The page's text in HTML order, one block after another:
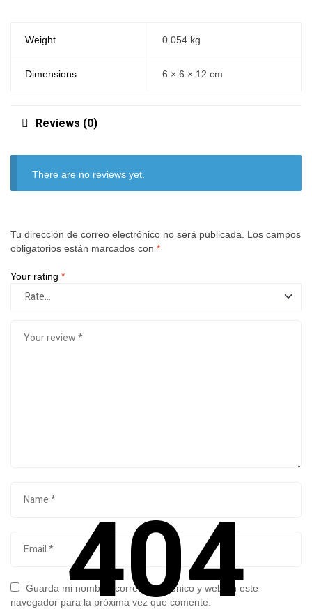
Weight 0.054 kg
Dimensions 6 × 6 × 12 cm
Reviews (0)
There are no reviews yet.
Tu dirección de correo electrónico no será publicada.
Los campos
obligatorios están marcados con *
Your rating *
Guarda mi nombre, correo electrónico y web en este
navegador para la próxima vez que comente.
404